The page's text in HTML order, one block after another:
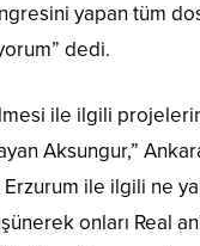
yapan tüm
dedi.
ile ilgili projelerin
Aksungur,”
ile ilgili ne
onları Real